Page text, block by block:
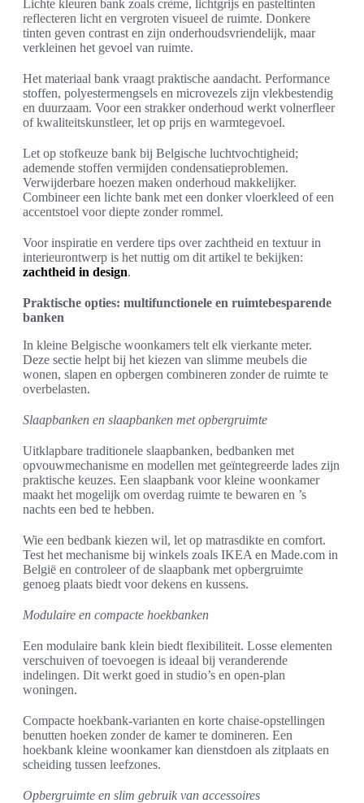
Lichte kleuren bank zoals crème, lichtgrijs en pasteltinten
reflecteren licht en vergroten visueel de ruimte. Donkere
tinten geven contrast en zijn onderhoudsvriendelijk, maar
verkleinen het gevoel van ruimte.
Het materiaal bank vraagt praktische aandacht. Performance
stoffen, polyestermengsels en microvezels zijn vlekbestendig
en duurzaam. Voor een strakker onderhoud werkt volnerfleer
of kwaliteitskunstleer, let op prijs en warmtegevoel.
Let op stofkeuze bank bij Belgische luchtvochtigheid;
ademende stoffen vermijden condensatieproblemen.
Verwijderbare hoezen maken onderhoud makkelijker.
Combineer een lichte bank met een donker vloerkleed of een
accentstoel voor diepte zonder rommel.
Voor inspiratie en verdere tips over zachtheid en textuur in
interieurontwerp is het nuttig om dit artikel te bekijken:
zachtheid in design.
Praktische opties: multifunctionele en ruimtebesparende
banken
In kleine Belgische woonkamers telt elk vierkante meter.
Deze sectie helpt bij het kiezen van slimme meubels die
wonen, slapen en opbergen combineren zonder de ruimte te
overbelasten.
Slaapbanken en slaapbanken met opbergruimte
Uitklapbare traditionele slaapbanken, bedbanken met
opvouwmechanisme en modellen met geïntegreerde lades zijn
praktische keuzes. Een slaapbank voor kleine woonkamer
maakt het mogelijk om overdag ruimte te bewaren en ’s
nachts een bed te hebben.
Wie een bedbank kiezen wil, let op matrasdikte en comfort.
Test het mechanisme bij winkels zoals IKEA en Made.com in
België en controleer of de slaapbank met opbergruimte
genoeg plaats biedt voor dekens en kussens.
Modulaire en compacte hoekbanken
Een modulaire bank klein biedt flexibiliteit. Losse elementen
verschuiven of toevoegen is ideaal bij veranderende
indelingen. Dit werkt goed in studio’s en open-plan
woningen.
Compacte hoekbank-varianten en korte chaise-opstellingen
benutten hoeken zonder de kamer te domineren. Een
hoekbank kleine woonkamer kan dienstdoen als zitplaats en
scheiding tussen leefzones.
Opbergruimte en slim gebruik van accessoires